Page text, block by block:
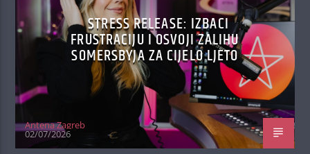
STRESS RELEASE: IZBACI
FRUSTRACIJU I OSVOJI ZALIHU
SOMERSBYJA ZA CIJELO LJETO
Antena Zagreb
02/07/2026